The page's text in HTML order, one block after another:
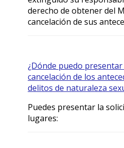
derecho de obtener del
cancelación de sus
¿Dónde puedo
cancelación de los
delitos de naturaleza
Puedes presentar la
lugares: